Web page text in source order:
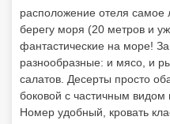
радушием. Заселили
улыбались и вежливо
8.7
Anna